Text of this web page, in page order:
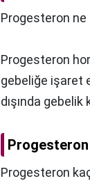
Progesteron
Progesteron
gebeliğe işaret
dışında
Progesteron